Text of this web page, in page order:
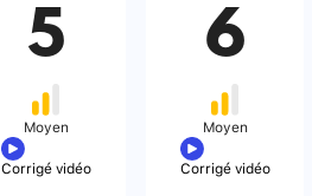
5
Moyen
Corrigé vidéo
6
Moyen
Corrigé vidéo